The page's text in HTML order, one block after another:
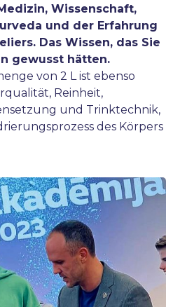
Wissenschaft,
und der Erfahrung
Das Wissen, das Sie
gewusst hätten.
von 2 L ist ebenso
Reinheit,
und Trinktechnik,
des Körpers